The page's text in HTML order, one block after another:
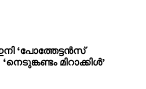
‘പോത്തേട്ടൻസ്
മിറാക്കിൾ’